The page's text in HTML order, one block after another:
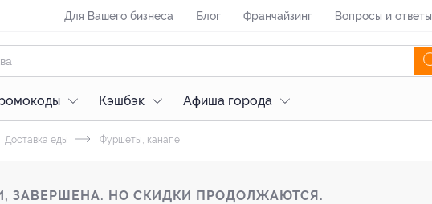
Для Вашего бизнеса Блог Франчайзинг Вопросы и ответы
Кэшбэк Афиша города
Доставка еды Фуршеты, канапе
ЗАВЕРШЕНА. НО СКИДКИ ПРОДОЛЖАЮТСЯ.